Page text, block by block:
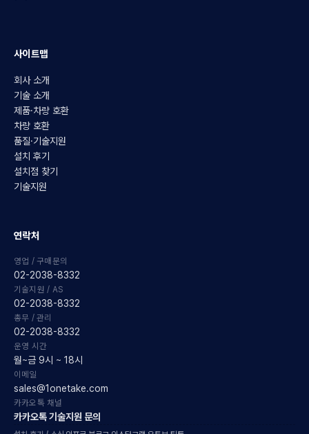
사이트맵
회사 소개
기술 소개
제품·차량 호환
차량 호환
품질·기술지원
설치 후기
설치점 찾기
기술지원
연락처
영업 / 구매문의
02-2038-8332
기술지원 / AS
02-2038-8332
총무 / 관리
02-2038-8332
운영 시간
월~금 9시 ~ 18시
이메일
sales@1onetake.com
카카오톡 채널
카카오톡 기술지원 문의